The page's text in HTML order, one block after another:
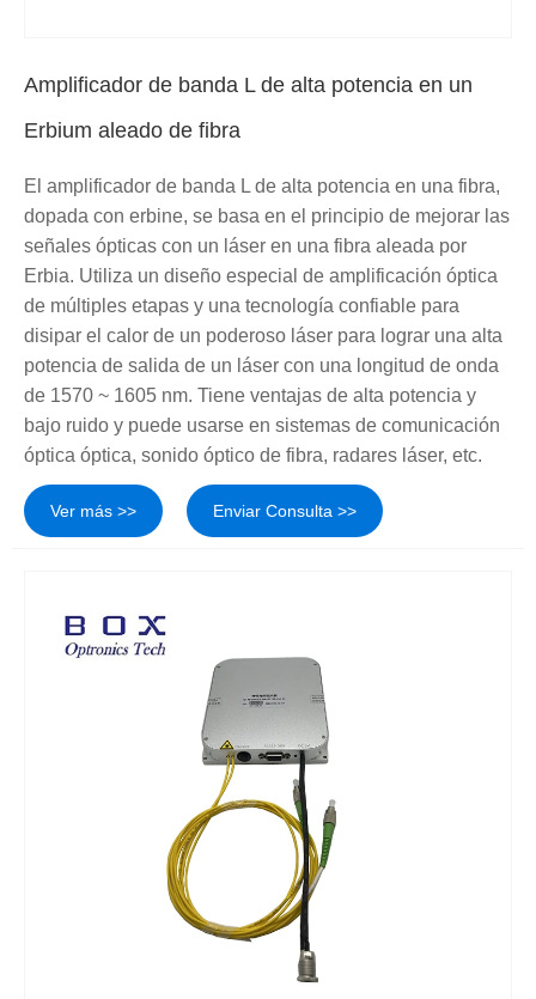
Amplificador de banda L de alta potencia en un
Erbium aleado de fibra
El amplificador de banda L de alta potencia en una fibra,
dopada con erbine, se basa en el principio de mejorar las
señales ópticas con un láser en una fibra aleada por
Erbia. Utiliza un diseño especial de amplificación óptica
de múltiples etapas y una tecnología confiable para
disipar el calor de un poderoso láser para lograr una alta
potencia de salida de un láser con una longitud de onda
de 1570 ~ 1605 nm. Tiene ventajas de alta potencia y
bajo ruido y puede usarse en sistemas de comunicación
óptica óptica, sonido óptico de fibra, radares láser, etc.
Ver más >> Enviar Consulta >>